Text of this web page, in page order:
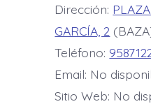
Dirección:
GARCÍA, 2
Teléfono:
Email: No
Sitio Web: No